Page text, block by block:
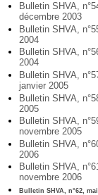
Bulletin SHVA,
décembre 2003
Bulletin SHVA,
2004
Bulletin SHVA,
2004
Bulletin SHVA,
janvier 2005
Bulletin SHVA,
2005
Bulletin SHVA,
novembre 2005
Bulletin SHVA,
2006
Bulletin SHVA,
novembre 2006
Bulletin SHVA, n°62,